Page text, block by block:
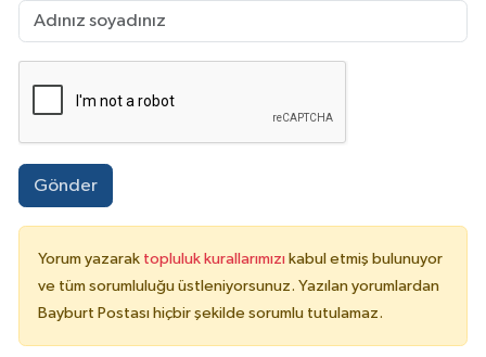
Gönder
Yorum yazarak topluluk kurallarımızı kabul etmiş bulunuyor
ve tüm sorumluluğu üstleniyorsunuz. Yazılan yorumlardan
Bayburt Postası hiçbir şekilde sorumlu tutulamaz.